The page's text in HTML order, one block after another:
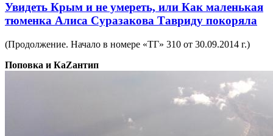
Увидеть Крым и не умереть, или Как маленькая
тюменка Алиса Суразакова Тавриду покоряла
(Продолжение. Начало в номере «ТГ» 310 от 30.09.2014 г.)
Поповка и КаZантип